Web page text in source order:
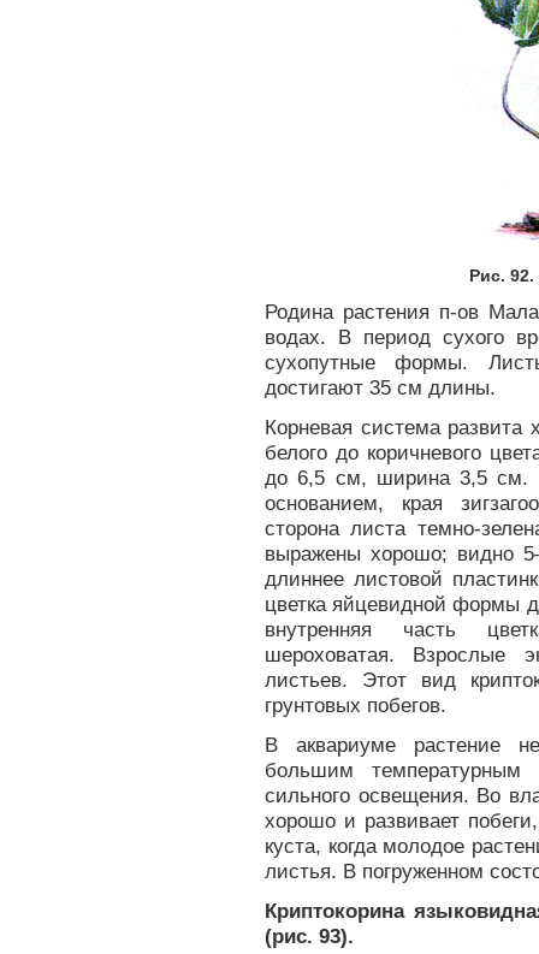
Рис.
Родина растения п-ов
водах. В период сухого
сухопутные формы.
достигают 35 см длины.
Корневая система развита
белого до коричневого
до 6,5 см, ширина 3,5 см.
основанием, края
сторона листа темно-
выражены хорошо; видно
длиннее листовой
цветка яйцевидной формы
внутренняя часть
шероховатая. Взрослые
листьев. Этот вид
грунтовых побегов.
В аквариуме растение
большим
сильного освещения. Во
хорошо и развивает
куста, когда молодое
листья. В погруженном
Криптокорина
(рис. 93).